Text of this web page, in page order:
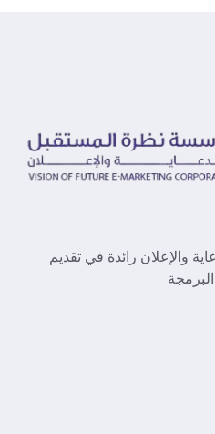
والإعلان رائدة في تقديم